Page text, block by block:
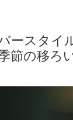
ースタイ
節の移ろ